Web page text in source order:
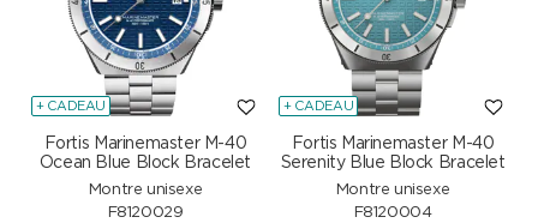
+ CADEAU
Fortis Marinemaster M-40
Ocean Blue Block Bracelet
Montre unisexe
F8120029
+ CADEAU
Fortis Marinemaster M-40
Serenity Blue Block Bracelet
Montre unisexe
F8120004